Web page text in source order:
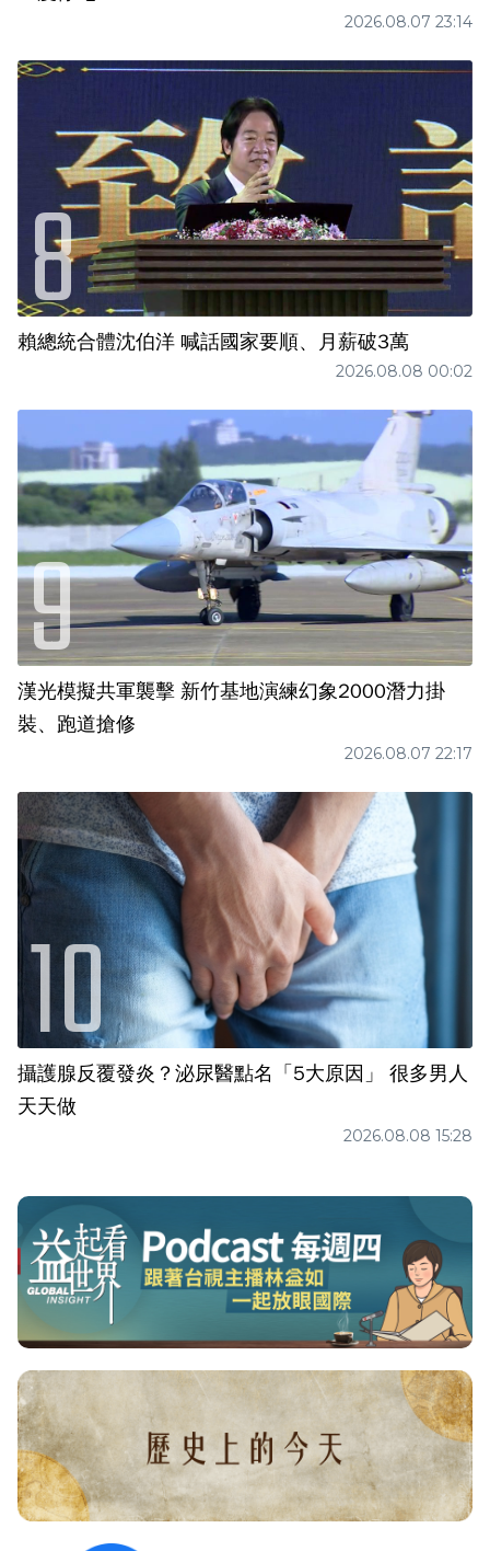
2026.08.07 23:14
賴總統合體沈伯洋 喊話國家要順、月薪破3萬
2026.08.08 00:02
漢光模擬共軍襲擊 新竹基地演練幻象2000潛力掛
裝、跑道搶修
2026.08.07 22:17
攝護腺反覆發炎？泌尿醫點名「5大原因」 很多男人
天天做
2026.08.08 15:28